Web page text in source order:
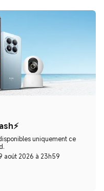
uniquement ce
aoút 2026 à 23h59